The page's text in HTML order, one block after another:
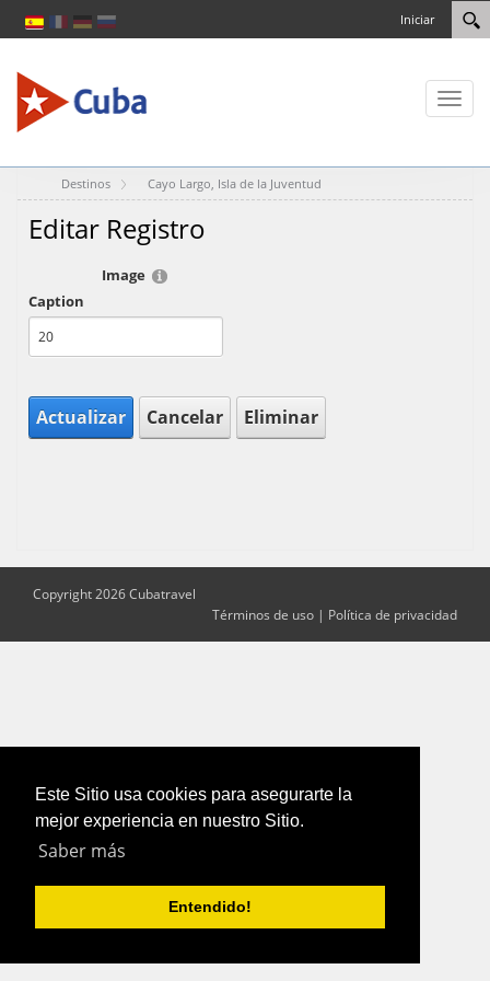
Este Sitio usa cookies para asegurarte la
mejor experiencia en nuestro Sitio.
Saber más
Entendido!
Iniciar
Toggle
Destinos Cayo Largo, Isla de la Juventud
Editar Registro
Image
Caption
Actualizar Cancelar Eliminar
Copyright 2026 Cubatravel
Términos de uso | Política de privacidad